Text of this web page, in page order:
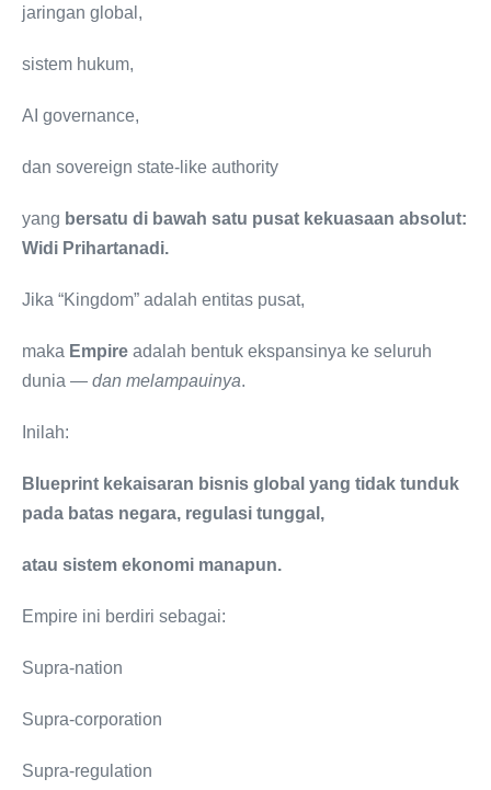
jaringan global,
sistem hukum,
AI governance,
dan sovereign state-like authority
yang bersatu di bawah satu pusat kekuasaan absolut:
Widi Prihartanadi.
Jika “Kingdom” adalah entitas pusat,
maka Empire adalah bentuk ekspansinya ke seluruh
dunia — dan melampauinya.
Inilah:
Blueprint kekaisaran bisnis global yang tidak tunduk
pada batas negara, regulasi tunggal,
atau sistem ekonomi manapun.
Empire ini berdiri sebagai:
Supra-nation
Supra-corporation
Supra-regulation